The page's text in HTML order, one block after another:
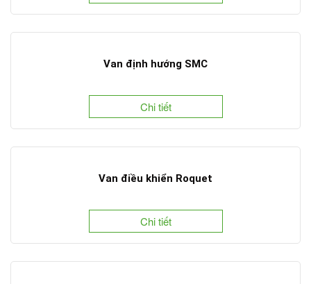
Van định hướng SMC
Chi tiết
Van điều khiển Roquet
Chi tiết